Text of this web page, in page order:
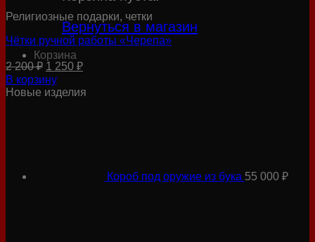
Вернуться в магазин
Корзина
Религиозные подарки, четки
Чётки ручной работы «Черепа»
2 200₽ Первоначальная
цена
составляла
1 250 ₽Текущая
1
В корзину
Новые изделия
Короб под оружие из бука 55 000 ₽